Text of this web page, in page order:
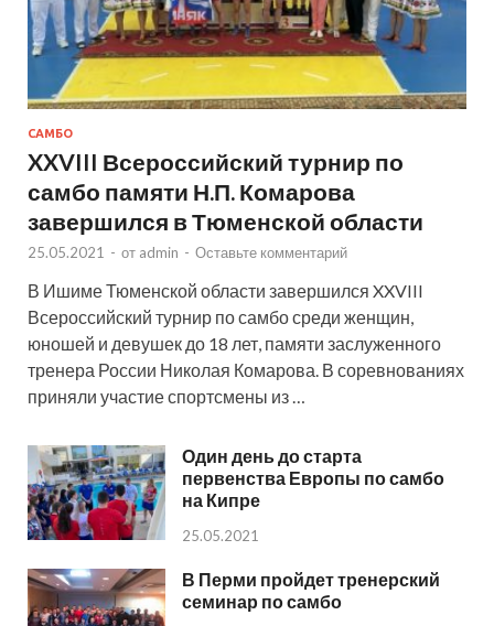
САМБО
XXVIII Всероссийский турнир по
самбо памяти Н.П. Комарова
завершился в Тюменской области
25.05.2021 - от admin - Оставьте комментарий
В Ишиме Тюменской области завершился XXVIII
Всероссийский турнир по самбо среди женщин,
юношей и девушек до 18 лет, памяти заслуженного
тренера России Николая Комарова. В соревнованиях
приняли участие спортсмены из …
Один день до старта
первенства Европы по самбо
на Кипре
25.05.2021
В Перми пройдет тренерский
семинар по самбо